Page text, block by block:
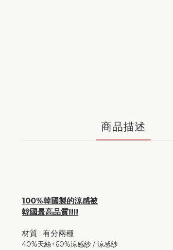
商品描述
100%韓國製的涼感被
韓國最高品質!!!!
材質 : 有分兩種
40%天絲+60%涼感紗 / 涼感紗